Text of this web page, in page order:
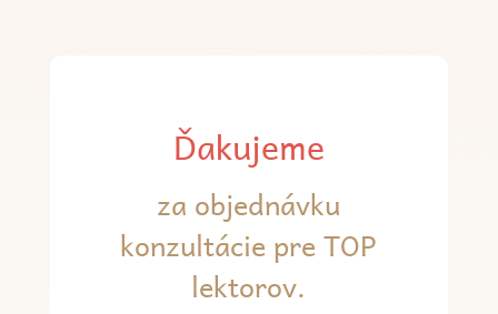
Ďakujeme
za objednávku
konzultácie pre TOP
lektorov.